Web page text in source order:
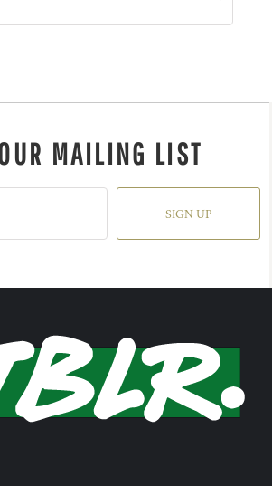
MAILING LIST
SIGN UP